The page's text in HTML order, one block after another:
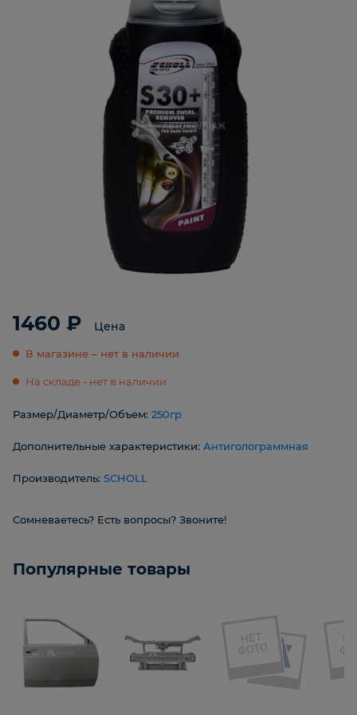
1460 ₽ Цена
В магазине – нет в наличии
На складе - нет в наличии
Размер/Диаметр/Объем: 250гр
Дополнительные характеристики: Антиголограммная
Производитель: SCHOLL
Сомневаетесь? Есть вопросы? Звоните!
Популярные товары